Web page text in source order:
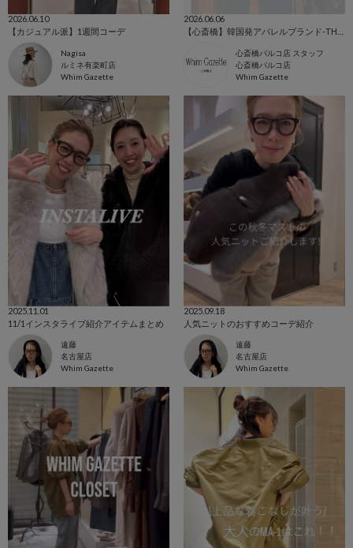
2026.06.10
【カジュアル派】1週間コーデ
Nagisa
ルミネ有楽町店
Whim Gazette
2026.06.06
心斎橋パルコ店 スタッフ
心斎橋パルコ店
Whim Gazette
2025.11.01
11/1インスタライブ紹介アイテムまとめ
遠藤
名古屋店
Whim Gazette
2025.09.18
人気ニットのおすすめコーデ紹介
遠藤
名古屋店
Whim Gazette